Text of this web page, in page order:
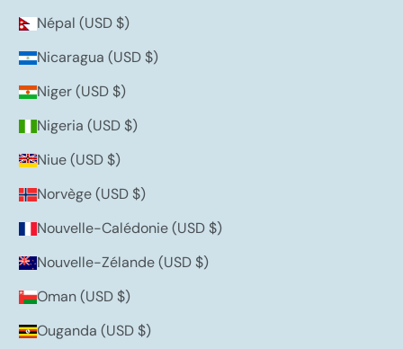
Népal (USD $)
Nicaragua (USD $)
Niger (USD $)
Nigeria (USD $)
Niue (USD $)
Norvège (USD $)
Nouvelle-Calédonie (USD $)
Nouvelle-Zélande (USD $)
Oman (USD $)
Ouganda (USD $)